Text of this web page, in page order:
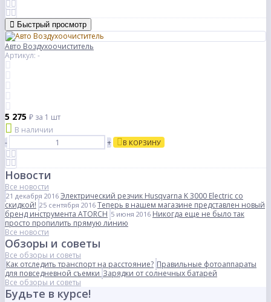
Быстрый просмотр
Авто Воздухоочиститель
Артикул: -
5 275 ₽ за 1 шт
В наличии
-
+ В КОРЗИНУ
Новости
Все новости
21 декабря 2016 Электрический резчик Husqvarna K 3000 Electric со
скидкой! 25 сентября 2016 Теперь в нашем магазине представлен новый
бренд инструмента ATORCH 5 июня 2016 Никогда еще не было так
просто пропилить прямую линию
Все новости
Обзоры и советы
Все обзоры и советы
Как отследить транспорт на расстояние? Правильные фотоаппараты
для повседневной съемки Зарядки от солнечных батарей
Все обзоры и советы
Будьте в курсе!